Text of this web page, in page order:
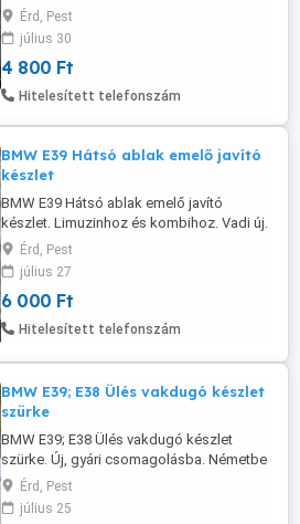
125mm x 49mm - Ívelt Hátoldal 142mm x
58mm - Ívelt Hátoldal 145mm x 58mm -
Patent füles hátoldal 148mm x 60mm -
Nyitható hátoldal 150mm x 60mm - Lapos
hátoldal 178mm x 70mm - Lapos hátoldal
Érd, Pest
július 30
4 800 Ft
Hitelesített telefonszám
BMW E39 Hátsó ablak emelő javító
készlet
BMW E39 Hátsó ablak emelő javító
készlet. Limuzinhoz és kombihoz. Vadi új.
Érd, Pest
július 27
6 000 Ft
Hitelesített telefonszám
BMW E39; E38 Ülés vakdugó készlet
szürke
BMW E39; E38 Ülés vakdugó készlet
szürke. Új, gyári csomagolásba. Németbe
48 Gyári száma: 52 10 8 219 226 gyári
BMW
Érd, Pest
július 25